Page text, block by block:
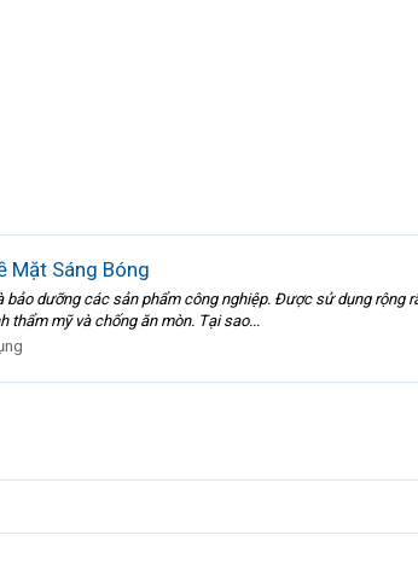
Mặt Sáng Bóng
dưỡng các sản phẩm công nghiệp. Được sử dụng
thẩm mỹ và chống ăn mòn. Tại sao...